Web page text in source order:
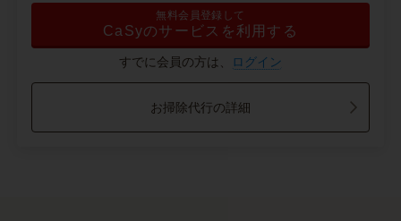
無料会員登録して
CaSyのサービスを利用する
すでに会員の方は、 ログイン
お掃除代行の詳細